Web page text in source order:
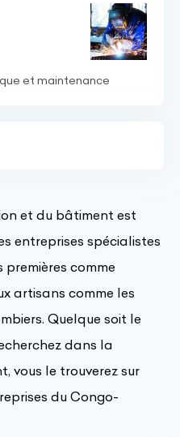
et maintenance
et du bâtiment est
entreprises spécialistes
comme
artisans comme les
Quelque soit le
dans la
vous le trouverez sur
du Congo-